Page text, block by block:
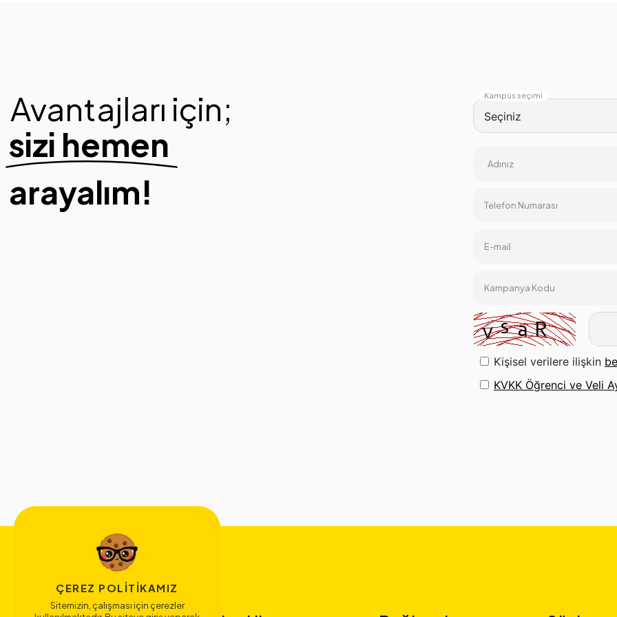
Avantajları için;
sizi hemen
arayalım!
Kampüs seçimi
Adınız
Telefon Numarası
E-mail
Kampanya Kodu
Kişisel verilere ilişkin
KVKK Öğrenci ve Veli
ÇEREZ POLITIKAMIZ
Sitemizin, çalışması için çerezler